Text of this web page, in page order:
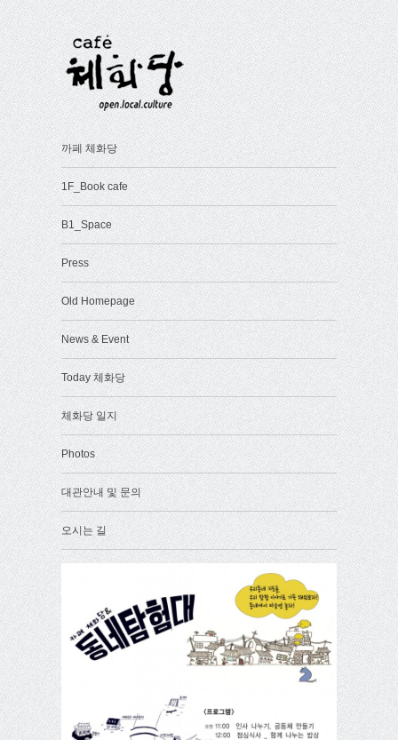
까페 체화당
1F_Book cafe
B1_Space
Press
Old Homepage
News & Event
Today 체화당
체화당 일지
Photos
대관안내 및 문의
오시는 길